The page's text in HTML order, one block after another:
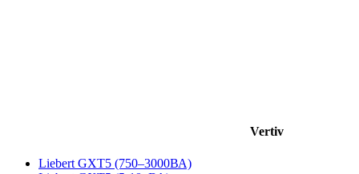
Vertiv
Liebert GXT5 (750–3000ВА)